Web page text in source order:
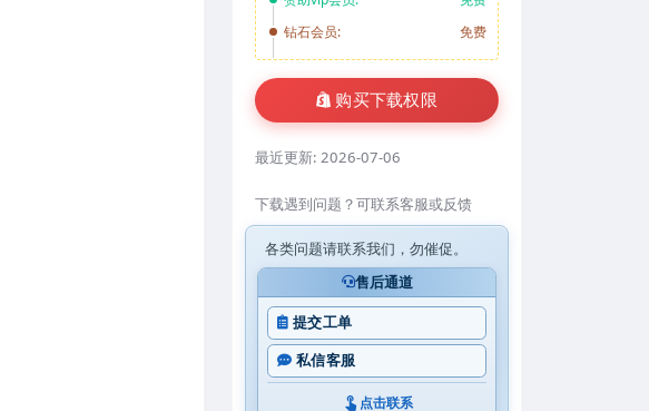
钻石会员:
免费
购买下载权限
最近更新: 2026-07-06
下载遇到问题？可联系客服或反馈
各类问题请联系我们，勿催促。
售后通道
提交工单
私信客服
点击联系